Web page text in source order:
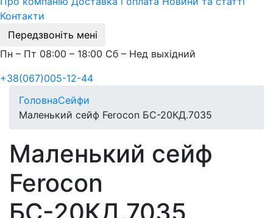
Контакти
Передзвоніть мені
Пн – Пт 08:00 – 18:00 Сб – Нед выхідний
+38(067)005-12-44
ГоловнаСейфи
Маленький сейф Ferocon БС-20КД.7035
Маленький сейф
Ferocon